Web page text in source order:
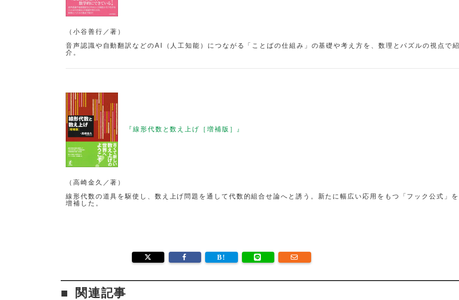
（小谷善行／著）
音声認識や自動翻訳などのAI（人工知能）につながる「ことばの仕組み」の基礎や考え方を、数理とパズルの視点で紹
介。
『線形代数と数え上げ［増補版］』
（高崎金久／著）
線形代数の道具を駆使し、数え上げ問題を通して代数的組合せ論へと誘う。新たに幅広い応用をもつ「フック公式」を
増補した。
関連記事